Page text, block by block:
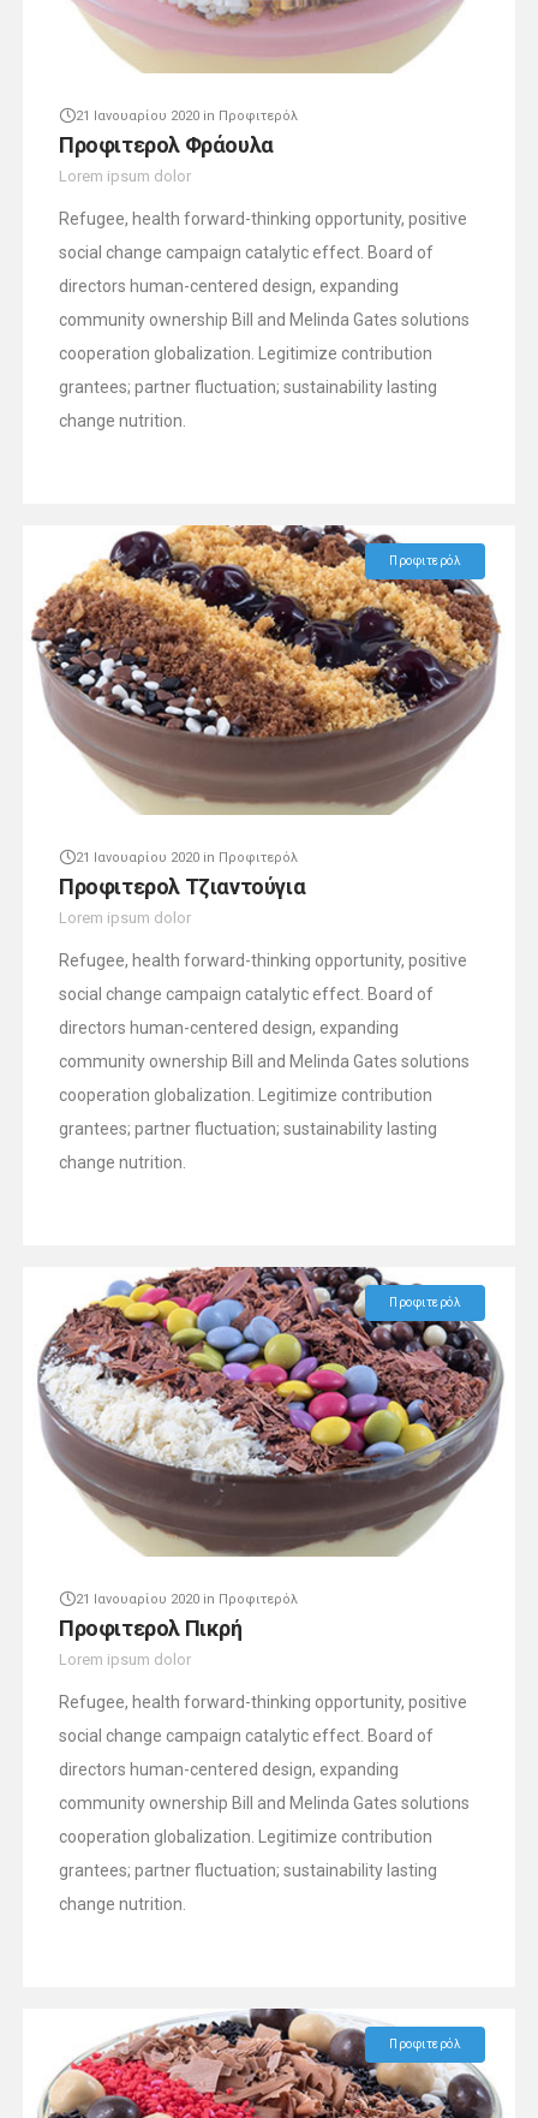
21 Ιανουαρίου 2020 in Προφιτερόλ
Προφιτερολ Φράουλα
Lorem ipsum dolor
Refugee, health forward-thinking opportunity, positive
social change campaign catalytic effect. Board of
directors human-centered design, expanding
community ownership Bill and Melinda Gates solutions
cooperation globalization. Legitimize contribution
grantees; partner fluctuation; sustainability lasting
change nutrition.
Προφιτερόλ
21 Ιανουαρίου 2020 in Προφιτερόλ
Προφιτερολ Τζιαντούγια
Lorem ipsum dolor
Refugee, health forward-thinking opportunity, positive
social change campaign catalytic effect. Board of
directors human-centered design, expanding
community ownership Bill and Melinda Gates solutions
cooperation globalization. Legitimize contribution
grantees; partner fluctuation; sustainability lasting
change nutrition.
Προφιτερόλ
21 Ιανουαρίου 2020 in Προφιτερόλ
Προφιτερολ Πικρή
Lorem ipsum dolor
Refugee, health forward-thinking opportunity, positive
social change campaign catalytic effect. Board of
directors human-centered design, expanding
community ownership Bill and Melinda Gates solutions
cooperation globalization. Legitimize contribution
grantees; partner fluctuation; sustainability lasting
change nutrition.
Προφιτερόλ